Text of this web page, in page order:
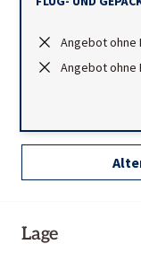
Angebot
Angebot ohne
Lage